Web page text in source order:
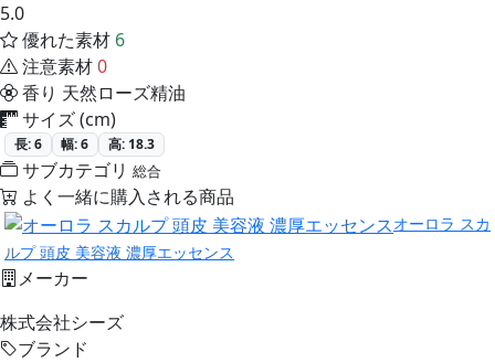
5.0
優れた素材 6
注意素材0
香り 天然ローズ精油
サイズ (cm)
長: 6 幅: 6 高: 18.3
サブカテゴリ 総合
よく一緒に購入される商品
オーロラ スカ
ルプ 頭皮 美容液 濃厚エッセンス
メーカー
株式会社シーズ
ブランド